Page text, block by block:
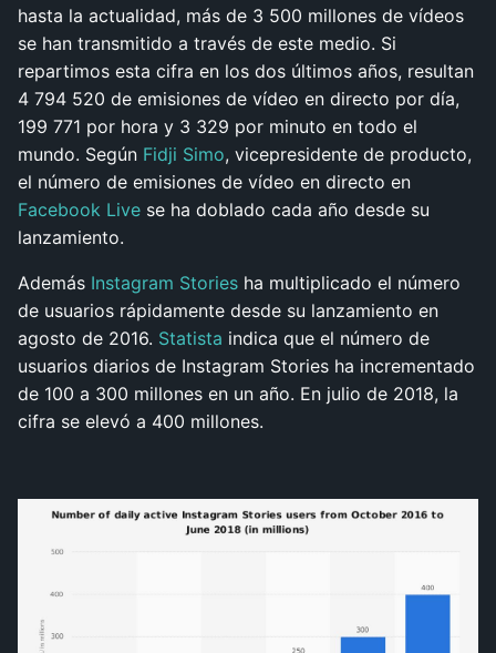
hasta la actualidad, más de 3 500 millones de vídeos
se han transmitido a través de este medio. Si
repartimos esta cifra en los dos últimos años, resultan
4 794 520 de emisiones de vídeo en directo por día,
199 771 por hora y 3 329 por minuto en todo el
mundo. Según Fidji Simo, vicepresidente de producto,
el número de emisiones de vídeo en directo en
Facebook Live se ha doblado cada año desde su
lanzamiento.
Además Instagram Stories ha multiplicado el número
de usuarios rápidamente desde su lanzamiento en
agosto de 2016. Statista indica que el número de
usuarios diarios de Instagram Stories ha incrementado
de 100 a 300 millones en un año. En julio de 2018, la
cifra se elevó a 400 millones.